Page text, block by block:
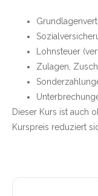
Lohnsteuer
Zulagen,
Dieser Kurs ist auch
Kurspreis reduziert